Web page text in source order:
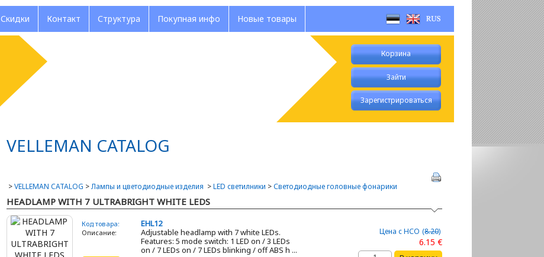
Скидки Контакт Структура Покупная инфо Новые товары
Корзина
Зайти
Зарегистрироваться
VELLEMAN CATALOG
>VELLEMAN CATALOG >Лампы и цветодиодные изделия >LED светилники >Светодиодные головные фонарики
HEADLAMP WITH 7 ULTRABRIGHT WHITE LEDS
Код товара: EHL12
Описание:
Adjustable headlamp with 7 white LEDs.
Features: 5 mode switch: 1 LED on / 3 LEDs
on / 7 LEDs on / 7 LEDs blinking / off ABS h ...
Цена с НСО (8.20)
6.15 €